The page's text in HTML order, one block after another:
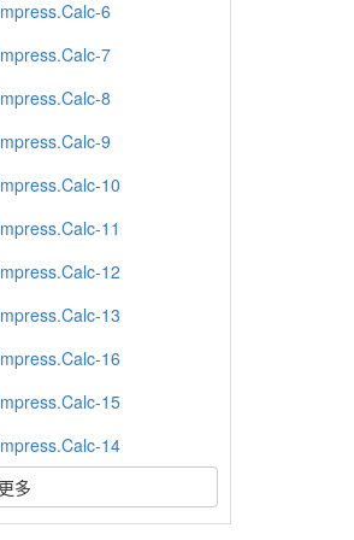
6
7
8
9
10
11
12
13
16
15
14
更多